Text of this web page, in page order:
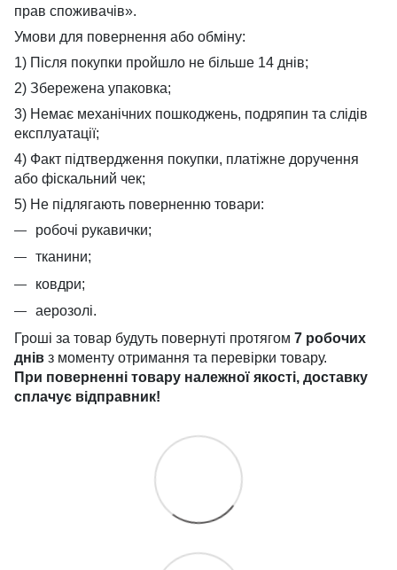
прав споживачів».
Умови для повернення або обміну:
1) Після покупки пройшло не більше 14 днів;
2) Збережена упаковка;
3) Немає механічних пошкоджень, подряпин та слідів
експлуатації;
4) Факт підтвердження покупки, платіжне доручення
або фіскальний чек;
5) Не підлягають поверненню товари:
робочі рукавички;
тканини;
ковдри;
аерозолі.
Гроші за товар будуть повернуті протягом 7 робочих
днів з моменту отримання та перевірки товару.
При поверненні товару належної якості, доставку
сплачує відправник!